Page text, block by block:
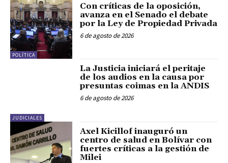
POLÍTICA
Con críticas de la oposición,
avanza en el Senado el debate
por la Ley de Propiedad Privada
6 de agosto de 2026
JUDICIALES
La Justicia iniciará el peritaje
de los audios en la causa por
presuntas coimas en la ANDIS
6 de agosto de 2026
Axel Kicillof inauguró un
centro de salud en Bolívar con
fuertes críticas a la gestión de
Milei